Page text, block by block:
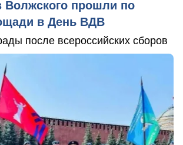
Волжского прошли по
в День ВДВ
после всероссийских сборов